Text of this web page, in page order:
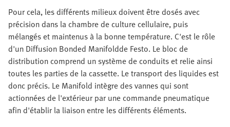
Pour cela, les différents milieux doivent être dosés avec
précision dans la chambre de culture cellulaire, puis
mélangés et maintenus à la bonne température. C'est le rôle
d'un Diffusion Bonded Manifoldde Festo. Le bloc de
distribution comprend un système de conduits et relie ainsi
toutes les parties de la cassette. Le transport des liquides est
donc précis. Le Manifold intègre des vannes qui sont
actionnées de l'extérieur par une commande pneumatique
afin d'établir la liaison entre les différents éléments.